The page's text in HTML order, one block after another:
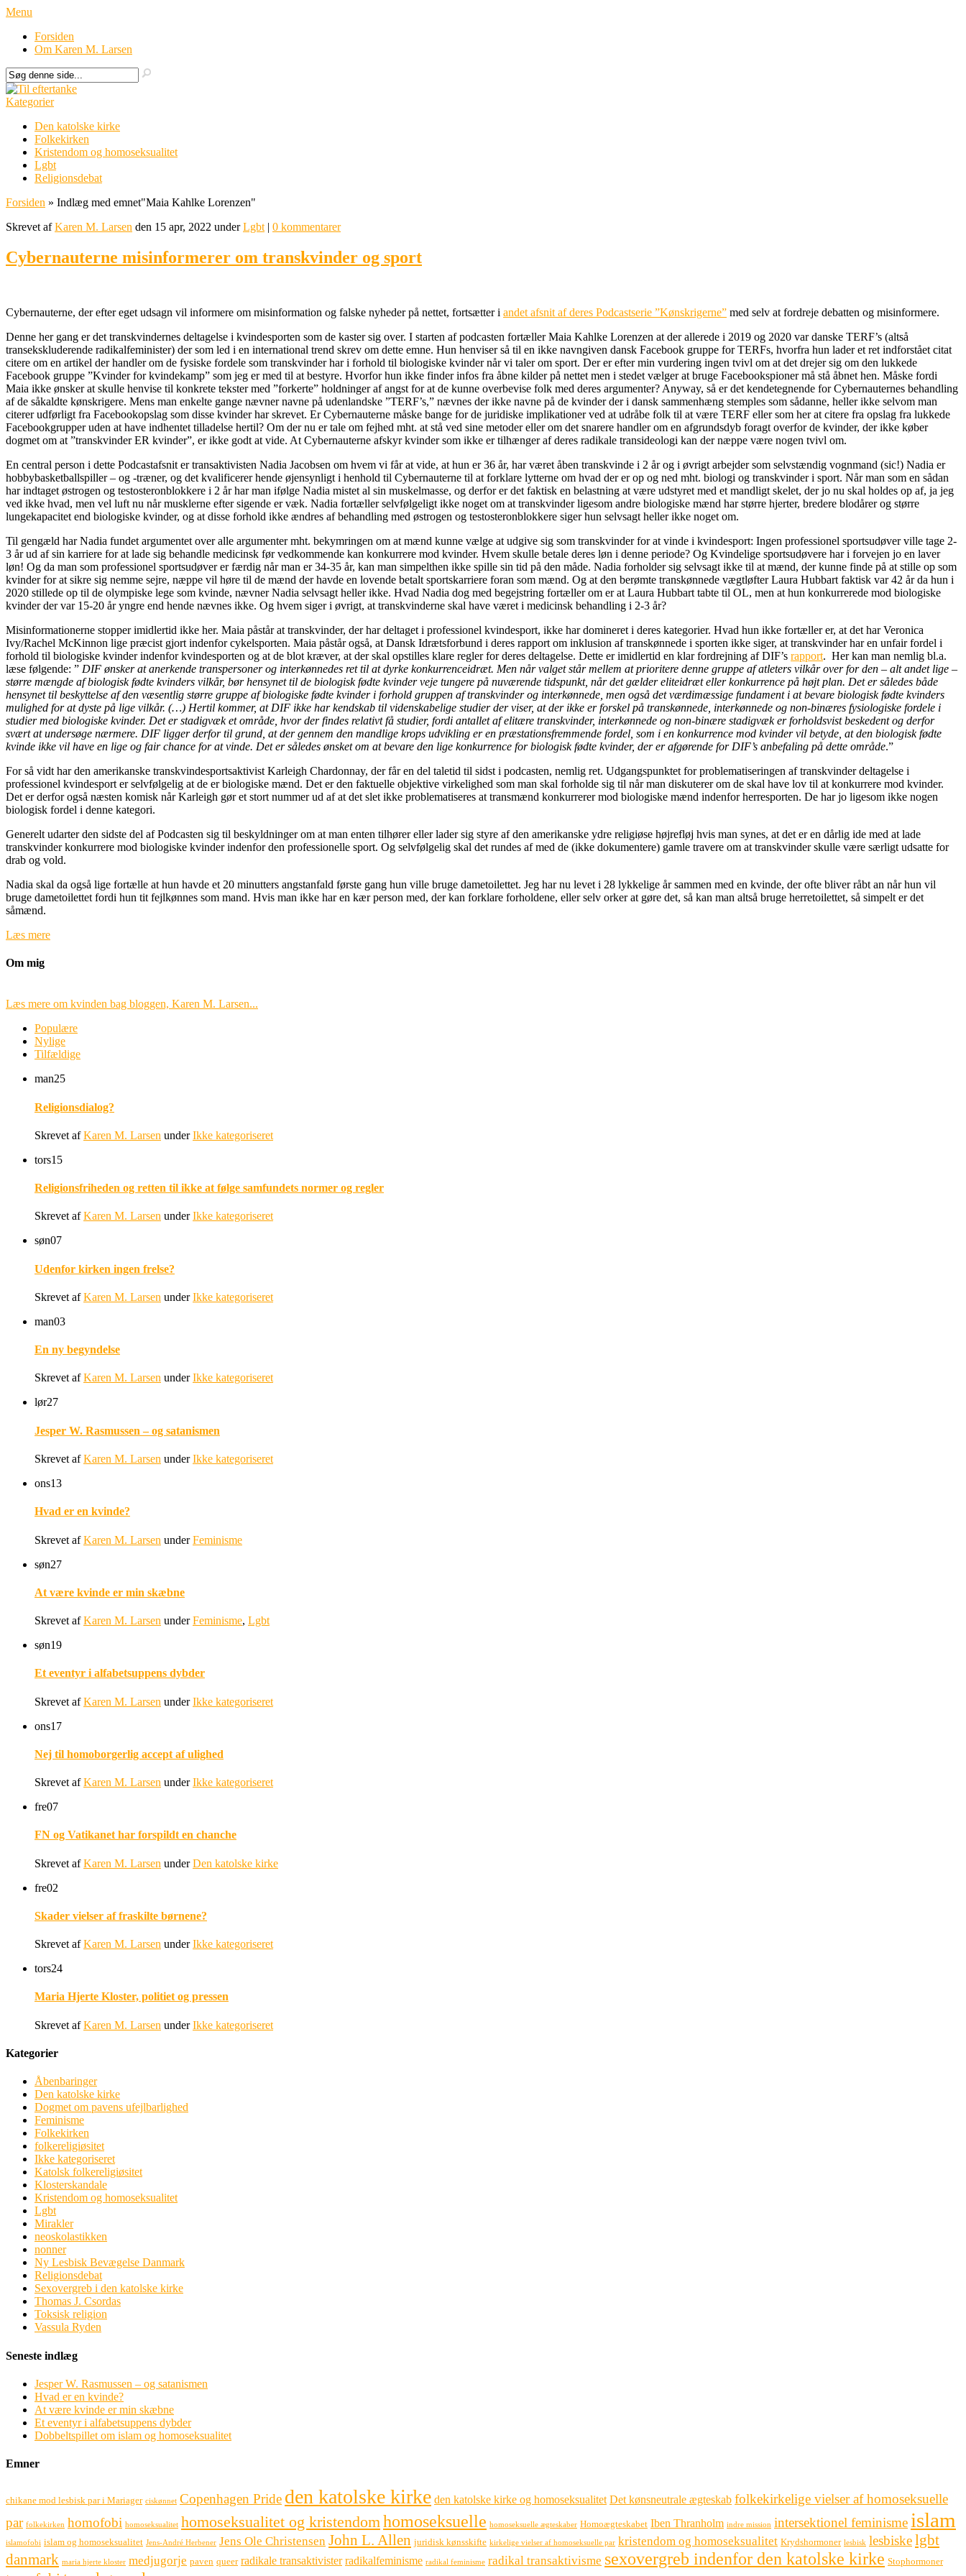
Menu
Forsiden
Om Karen M. Larsen
Kategorier
Den katolske kirke
Folkekirken
Kristendom og homoseksualitet
Lgbt
Religionsdebat
Forsiden » Indlæg med emnet"Maia Kahlke Lorenzen"
Skrevet afKaren M. Larsen den 15 apr, 2022 underLgbt | 0 kommentarer
Cybernauterne misinformerer om transkvinder og sport
Cybernauterne, der efter eget udsagn vil informere om misinformation og falske nyheder på nettet, fortsætter i andet afsnit af deres Podcastserie ”Kønskrigerne” med selv at fordreje debatten og misinformere.
Denne her gang er det transkvindernes deltagelse i kvindesporten som de kaster sig over. I starten af podcasten fortæller Maia Kahlke Lorenzen at der allerede i 2019 og 2020 var danske TERF’s (altså
transekskluderende radikalfeminister) der som led i en international trend skrev om dette emne. Hun henviser så til en ikke navngiven dansk Facebook gruppe for TERFs, hvorfra hun lader et ret indforstået citat
citere om en artikel der handler om de fysiske fordele som transkvinder har i forhold til biologiske kvinder når vi taler om sport. Der er efter min vurdering ingen tvivl om at det drejer sig om den lukkede
Facebook gruppe ”Kvinder for kvindekamp” som jeg er med til at bestyre. Hvorfor hun ikke finder infos fra åbne kilder på nettet men i stedet vælger at bruge Facebookspioner må stå åbnet hen. Måske fordi
Maia ikke ønsker at skulle henvise til konkrete tekster med ”forkerte” holdninger af angst for at de kunne overbevise folk med deres argumenter? Anyway, så er det kendetegnende for Cybernauternes behandling
af de såkaldte kønskrigere. Mens man enkelte gange nævner navne på udenlandske ”TERF’s,” nævnes der ikke navne på de kvinder der i dansk sammenhæng stemples som sådanne, heller ikke selvom man
citerer udførligt fra Facebookopslag som disse kvinder har skrevet. Er Cybernauterne måske bange for de juridiske implikationer ved at udråbe folk til at være TERF eller som her at citere fra opslag fra lukkede
Facebookgrupper uden at have indhentet tilladelse hertil? Om der nu er tale om fejhed mht. at stå ved sine metoder eller om det snarere handler om en afgrundsdyb foragt overfor de kvinder, der ikke køber
dogmet om at ”transkvinder ER kvinder”, er ikke godt at vide. At Cybernauterne afskyr kvinder som ikke er tilhænger af deres radikale transideologi kan der næppe være nogen tvivl om.
En central person i dette Podcastafsnit er transaktivisten Nadia Jacobsen om hvem vi får at vide, at hun er 36 år, har været åben transkvinde i 2 år og i øvrigt arbejder som selvstændig vognmand (sic!) Nadia er
hobbybasketballspiller – og -træner, og det kvalificerer hende øjensynligt i henhold til Cybernauterne til at forklare lytterne om hvad der er op og ned mht. biologi og transkvinder i sport. Når man som en sådan
har indtaget østrogen og testosteronblokkere i 2 år har man ifølge Nadia mistet al sin muskelmasse, og derfor er det faktisk en belastning at være udstyret med et mandligt skelet, der jo nu skal holdes op af, ja jeg
ved ikke hvad, men vel luft nu når musklerne efter sigende er væk. Nadia fortæller selvfølgeligt ikke noget om at transkvinder ligesom andre biologiske mænd har større hjerter, bredere blodårer og større
lungekapacitet end biologiske kvinder, og at disse forhold ikke ændres af behandling med østrogen og testosteronblokkere siger hun selvsagt heller ikke noget om.
Til gengæld har Nadia fundet argumentet over alle argumenter mht. bekymringen om at mænd kunne vælge at udgive sig som transkvinder for at vinde i kvindesport: Ingen professionel sportsudøver ville tage 2-
3 år ud af sin karriere for at lade sig behandle medicinsk før vedkommende kan konkurrere mod kvinder. Hvem skulle betale deres løn i denne periode? Og Kvindelige sportsudøvere har i forvejen jo en laver
løn! Og da man som professionel sportsudøver er færdig når man er 34-35 år, kan man simpelthen ikke spille sin tid på den måde. Nadia forholder sig selvsagt ikke til at mænd, der kunne finde på at stille op som
kvinder for at sikre sig nemme sejre, næppe vil høre til de mænd der havde en lovende betalt sportskarriere foran som mænd. Og at den berømte transkønnede vægtløfter Laura Hubbart faktisk var 42 år da hun i
2020 stillede op til de olympiske lege som kvinde, nævner Nadia selvsagt heller ikke. Hvad Nadia dog med begejstring fortæller om er at Laura Hubbart tabte til OL, men at hun konkurrerede mod biologiske
kvinder der var 15-20 år yngre end hende nævnes ikke. Og hvem siger i øvrigt, at transkvinderne skal have været i medicinsk behandling i 2-3 år?
Misinformationerne stopper imidlertid ikke her. Maia påstår at transkvinder, der har deltaget i professionel kvindesport, ikke har domineret i deres kategorier. Hvad hun ikke fortæller er, at det har Veronica
Ivy/Rachel McKinnon lige præcist gjort indenfor cykelsporten. Maia påstår også, at Dansk Idrætsforbund i deres rapport om inklusion af transkønnede i sporten ikke siger, at transkvinder har en unfair fordel i
forhold til biologiske kvinder indenfor kvindesporten og at de blot kræver, at der skal opstilles klare regler for deres deltagelse. Dette er imidlertid en klar fordrejning af DIF’s rapport. Her kan man nemlig bl.a.
læse følgende: ” DIF ønsker at anerkende transpersoner og interkønnedes ret til at dyrke konkurrenceidræt. Men når valget står mellem at prioritere denne gruppe af atleters vilkår over for den – alt andet lige –
større mængde af biologisk fødte kvinders vilkår, bør hensynet til de biologisk fødte kvinder veje tungere på nuværende tidspunkt, når det gælder eliteidræt eller konkurrence på højt plan. Det er således både
hensynet til beskyttelse af den væsentlig større gruppe af biologiske fødte kvinder i forhold gruppen af transkvinder og interkønnede, men også det værdimæssige fundament i at bevare biologisk fødte kvinders
mulighed for at dyste på lige vilkår. (…) Hertil kommer, at DIF ikke har kendskab til videnskabelige studier der viser, at der ikke er forskel på transkønnede, interkønnede og non-binæres fysiologiske fordele i
studier med biologiske kvinder. Det er stadigvæk et område, hvor der findes relativt få studier, fordi antallet af elitære transkvinder, interkønnede og non-binære stadigvæk er forholdsvist beskedent og derfor
svært at undersøge nærmere. DIF ligger derfor til grund, at der gennem den mandlige krops udvikling er en præstationsfremmende fordel, som i en konkurrence mod kvinder vil betyde, at den biologisk fødte
kvinde ikke vil have en lige og fair chance for at vinde. Det er således ønsket om at bevare den lige konkurrence for biologisk fødte kvinder, der er afgørende for DIF’s anbefaling på dette område.”
For så vidt har den amerikanske transkvindesportsaktivist Karleigh Chardonnay, der får en del taletid til sidst i podcasten, nemlig ret. Udgangspunktet for problematiseringen af transkvinder deltagelse i
professionel kvindesport er selvfølgelig at de er biologiske mænd. Det er den faktuelle objektive virkelighed som man skal forholde sig til når man diskuterer om de skal have lov til at konkurrere mod kvinder.
Det er derfor også næsten komisk når Karleigh gør et stort nummer ud af at det slet ikke problematiseres at transmænd konkurrerer mod biologiske mænd indenfor herresporten. De har jo ligesom ikke nogen
biologisk fordel i denne kategori.
Generelt udarter den sidste del af Podcasten sig til beskyldninger om at man enten tilhører eller lader sig styre af den amerikanske ydre religiøse højrefløj hvis man synes, at det er en dårlig ide med at lade
transkvinder konkurrere mod biologiske kvinder indenfor den professionelle sport. Og selvfølgelig skal det rundes af med de (ikke dokumentere) gamle travere om at transkvinder skulle være særligt udsatte for
drab og vold.
Nadia skal da også lige fortælle at hun havde et 20 minutters angstanfald første gang hun ville bruge dametoilettet. Jeg har nu levet i 28 lykkelige år sammen med en kvinde, der ofte bliver råbt an når hun vil
bruge dametoilettet fordi hun tit fejlkønnes som mand. Hvis man ikke har en kær person med, der kan forklare forholdene, eller selv orker at gøre det, så kan man altså bruge herretoilettet, så simpelt er det
såmænd.
Læs mere
Om mig
Læs mere om kvinden bag bloggen, Karen M. Larsen...
Populære
Nylige
Tilfældige
man25
Religionsdialog?
Skrevet afKaren M. Larsen underIkke kategoriseret
tors15
Religionsfriheden og retten til ikke at følge samfundets normer og regler
Skrevet afKaren M. Larsen underIkke kategoriseret
søn07
Udenfor kirken ingen frelse?
Skrevet afKaren M. Larsen underIkke kategoriseret
man03
En ny begyndelse
Skrevet afKaren M. Larsen underIkke kategoriseret
lør27
Jesper W. Rasmussen – og satanismen
Skrevet afKaren M. Larsen underIkke kategoriseret
ons13
Hvad er en kvinde?
Skrevet afKaren M. Larsen underFeminisme
søn27
At være kvinde er min skæbne
Skrevet afKaren M. Larsen underFeminisme, Lgbt
søn19
Et eventyr i alfabetsuppens dybder
Skrevet afKaren M. Larsen underIkke kategoriseret
ons17
Nej til homoborgerlig accept af ulighed
Skrevet afKaren M. Larsen underIkke kategoriseret
fre07
FN og Vatikanet har forspildt en chanche
Skrevet afKaren M. Larsen underDen katolske kirke
fre02
Skader vielser af fraskilte børnene?
Skrevet afKaren M. Larsen underIkke kategoriseret
tors24
Maria Hjerte Kloster, politiet og pressen
Skrevet afKaren M. Larsen underIkke kategoriseret
Kategorier
Åbenbaringer
Den katolske kirke
Dogmet om pavens ufejlbarlighed
Feminisme
Folkekirken
folkereligiøsitet
Ikke kategoriseret
Katolsk folkereligiøsitet
Klosterskandale
Kristendom og homoseksualitet
Lgbt
Mirakler
neoskolastikken
nonner
Ny Lesbisk Bevægelse Danmark
Religionsdebat
Sexovergreb i den katolske kirke
Thomas J. Csordas
Toksisk religion
Vassula Ryden
Seneste indlæg
Jesper W. Rasmussen – og satanismen
Hvad er en kvinde?
At være kvinde er min skæbne
Et eventyr i alfabetsuppens dybder
Dobbeltspillet om islam og homoseksualitet
Emner
chikane mod lesbisk par i Mariager ciskønnet Copenhagen Pride den katolske kirke den katolske kirke og homoseksualitet Det kønsneutrale ægteskab folkekirkelige vielser af homoseksuelle
par folkekirken homofobi homoseksualitet homoseksualitet og kristendomhomoseksuelle homoseksuelle ægteskaber Homoægteskabet Iben Thranholm indre mission intersektionel feminisme islam
islamofobi islam og homoseksualitet Jens-André Herbener Jens Ole Christensen John L. Allen juridisk kønsskifte kirkelige vielser af homoseksuelle par kristendom og homoseksualitet Krydshormoner lesbisk lesbiskelgbt
danmark maria hjerte kloster medjugorje paven queer radikale transaktivister radikalfeminisme radikal feminisme radikal transaktivisme sexovergreb indenfor den katolske kirke Stophormoner